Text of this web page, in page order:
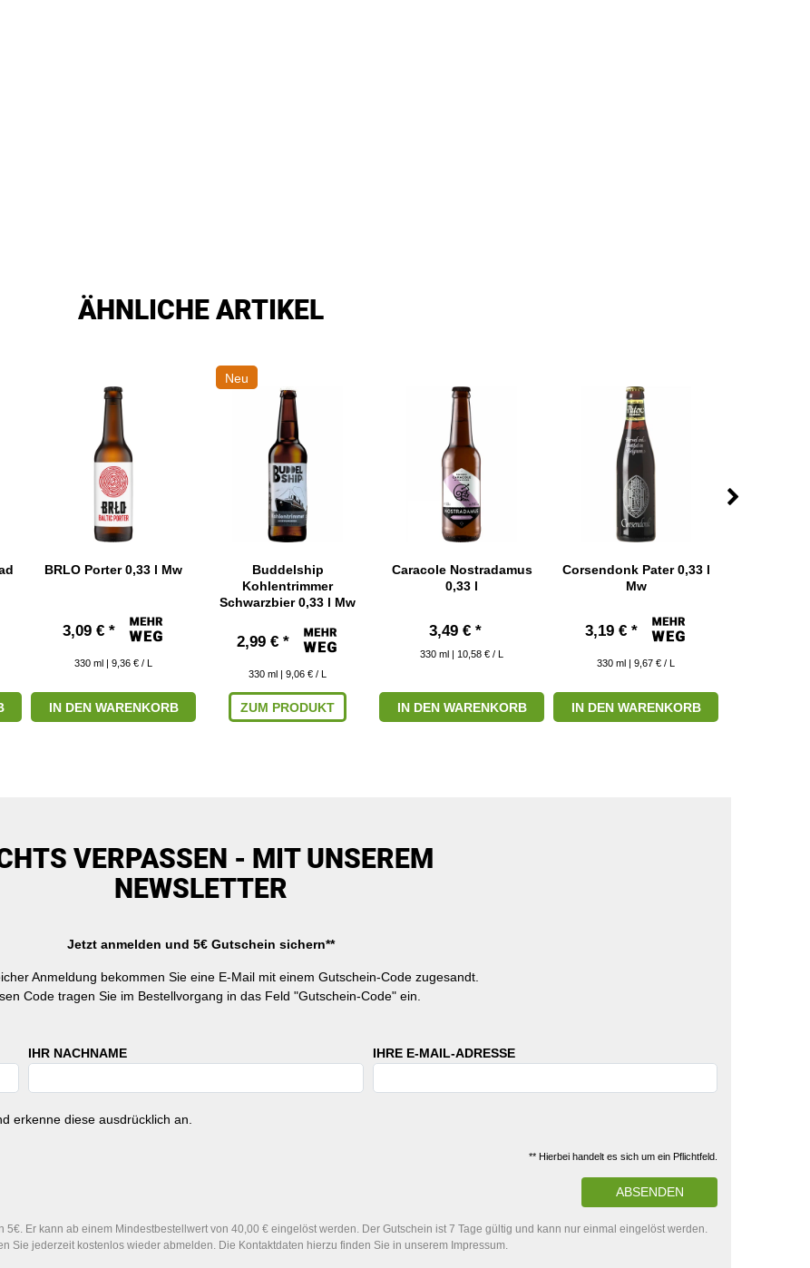
ÄHNLICHE ARTIKEL
BRLO Porter 0,33 l Mw
3,09 € *
330 ml | 9,36 € / L
IN DEN WARENKORB
Neu
Buddelship
Kohlentrimmer
Schwarzbier 0,33 l Mw
2,99 € *
330 ml | 9,06 € / L
ZUM PRODUKT
Caracole Nostradamus
0,33 l
3,49 € *
330 ml | 10,58 € / L
IN DEN WARENKORB
Corsendonk Pater 0,33 l
Mw
3,19 € *
330 ml | 9,67 € / L
IN DEN WARENKORB
VERPASSEN - MIT UNSEREM
NEWSLETTER
Jetzt anmelden und 5€ Gutschein sichern**
Anmeldung bekommen Sie eine E-Mail mit einem Gutschein-Code zugesandt.
Code tragen Sie im Bestellvorgang in das Feld "Gutschein-Code" ein.
IHR NACHNAME IHRE E-MAIL-ADRESSE
erkenne diese ausdrücklich an.
** Hierbei handelt es sich um ein Pflichtfeld.
ABSENDEN
Er kann ab einem Mindestbestellwert von 40,00 € eingelöst werden. Der Gutschein ist 7 Tage gültig und kann nur einmal eingelöst werden.
Sie jederzeit kostenlos wieder abmelden. Die Kontaktdaten hierzu finden Sie in unserem Impressum.